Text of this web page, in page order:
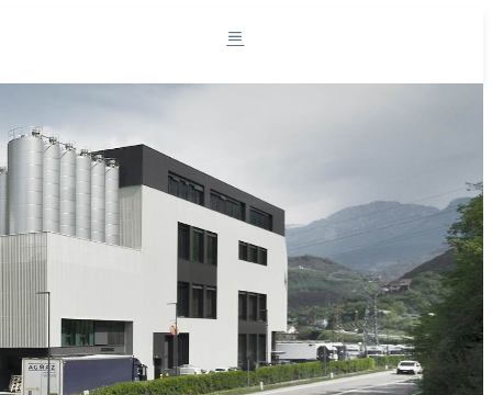
Der Sennereiverband
DE